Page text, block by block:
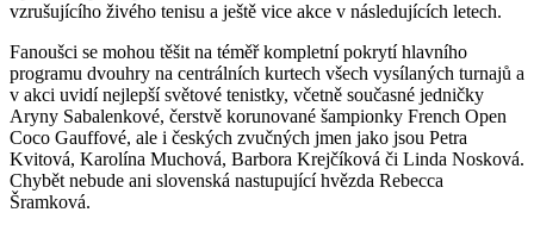
vzrušujícího živého tenisu a ještě vice akce v následujících letech.
Fanoušci se mohou těšit na téměř kompletní pokrytí hlavního
programu dvouhry na centrálních kurtech všech vysílaných turnajů a
v akci uvidí nejlepší světové tenistky, včetně současné jedničky
Aryny Sabalenkové, čerstvě korunované šampionky French Open
Coco Gauffové, ale i českých zvučných jmen jako jsou Petra
Kvitová, Karolína Muchová, Barbora Krejčíková či Linda Nosková.
Chybět nebude ani slovenská nastupující hvězda Rebecca
Šramková.